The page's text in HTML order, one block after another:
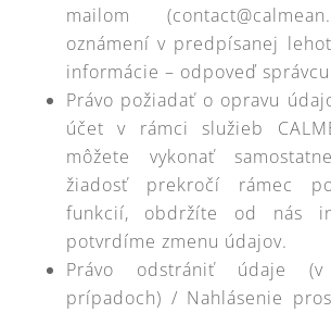
mailom
oznámení v predpísanej
informácie – odpoveď
Právo požiadať o opravu
účet v rámci služieb
môžete vykonať
žiadosť prekročí rámec
funkcií, obdržíte od nás
potvrdíme zmenu údajov.
Právo odstrániť údaje (v
prípadoch) / Nahlásenie